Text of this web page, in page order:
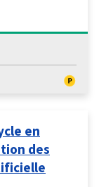
en
des